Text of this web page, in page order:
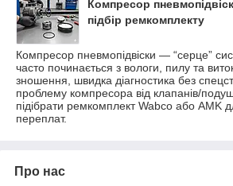
Компресор
підбір ремкомплекту
Компресор пневмопідвіски — “серце”
часто починається з вологи, пилу та
зношення, швидка діагностика без
проблему компресора від клапанів/
підібрати ремкомплект Wabco або AMK
переплат.
Про нас